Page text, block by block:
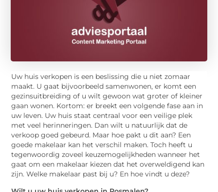
Uw huis verkopen is een beslissing die u niet zomaar
maakt. U gaat bijvoorbeeld samenwonen, er komt een
gezinsuitbreiding of u wilt gewoon wat groter of kleiner
gaan wonen. Kortom: er breekt een volgende fase aan in
uw leven. Uw huis staat centraal voor een veilige plek
met veel herinneringen. Dan wilt u natuurlijk dat de
verkoop goed gebeurd. Maar hoe pakt u dit aan? Een
goede makelaar kan het verschil maken. Toch heeft u
tegenwoordig zoveel keuzemogelijkheden wanneer het
gaat om een makelaar kiezen dat het overweldigend kan
zijn. Welke makelaar past bij u? En hoe vindt u deze?